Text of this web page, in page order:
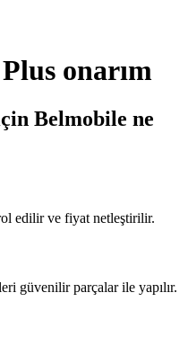
onarım
Belmobile ne
edilir ve fiyat netleştirilir.
güvenilir parçalar ile yapılır.